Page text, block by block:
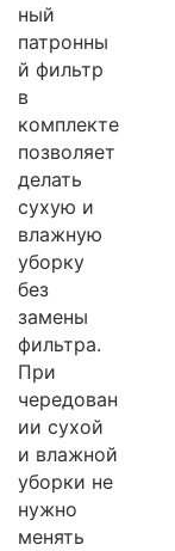
ный
патронны
й фильтр
в
комплекте
позволяет
делать
сухую и
влажную
уборку
без
замены
фильтра.
При
чередован
ии сухой
и влажной
уборки не
нужно
менять